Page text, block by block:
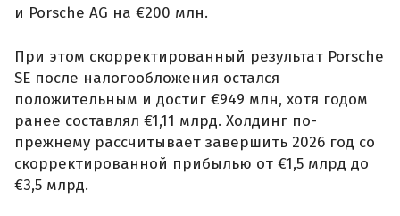
и Porsche AG на €200 млн.
При этом скорректированный результат Porsche
SE после налогообложения остался
положительным и достиг €949 млн, хотя годом
ранее составлял €1,11 млрд. Холдинг по-
прежнему рассчитывает завершить 2026 год со
скорректированной прибылью от €1,5 млрд до
€3,5 млрд.